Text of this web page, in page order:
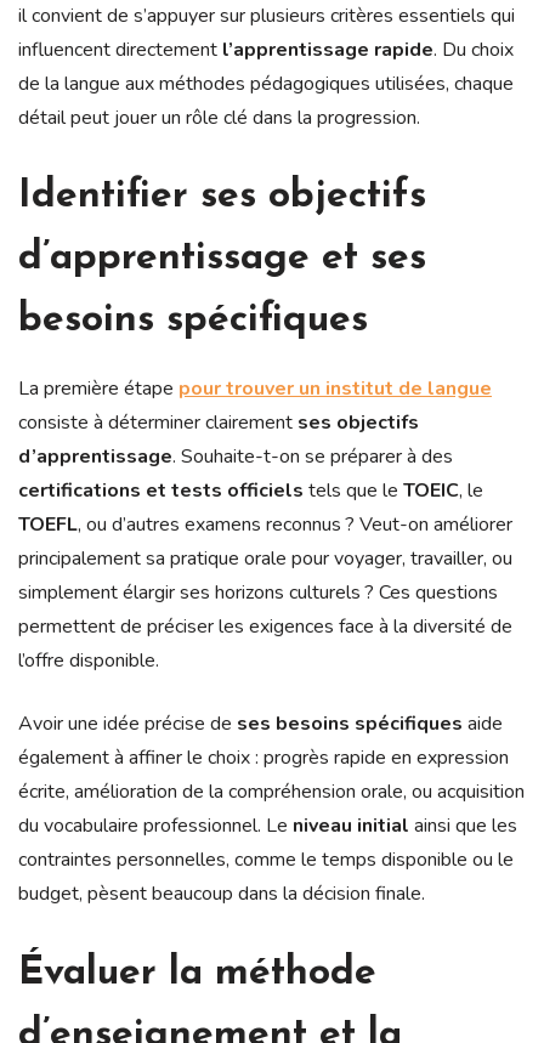
il convient de s’appuyer sur plusieurs critères essentiels qui
influencent directement l’apprentissage rapide. Du choix
de la langue aux méthodes pédagogiques utilisées, chaque
détail peut jouer un rôle clé dans la progression.
Identifier ses objectifs
d’apprentissage et ses
besoins spécifiques
La première étape pour trouver un institut de langue
consiste à déterminer clairement ses objectifs
d’apprentissage. Souhaite-t-on se préparer à des
certifications et tests officiels tels que le TOEIC, le
TOEFL, ou d’autres examens reconnus ? Veut-on améliorer
principalement sa pratique orale pour voyager, travailler, ou
simplement élargir ses horizons culturels ? Ces questions
permettent de préciser les exigences face à la diversité de
l’offre disponible.
Avoir une idée précise de ses besoins spécifiques aide
également à affiner le choix : progrès rapide en expression
écrite, amélioration de la compréhension orale, ou acquisition
du vocabulaire professionnel. Le niveau initial ainsi que les
contraintes personnelles, comme le temps disponible ou le
budget, pèsent beaucoup dans la décision finale.
Évaluer la méthode